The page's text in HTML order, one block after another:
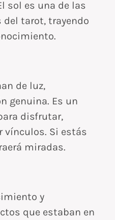
sol es una de las
tarot, trayendo
de luz,
genuina. Es un
disfrutar,
vínculos. Si estás
miradas.
y
que estaban en